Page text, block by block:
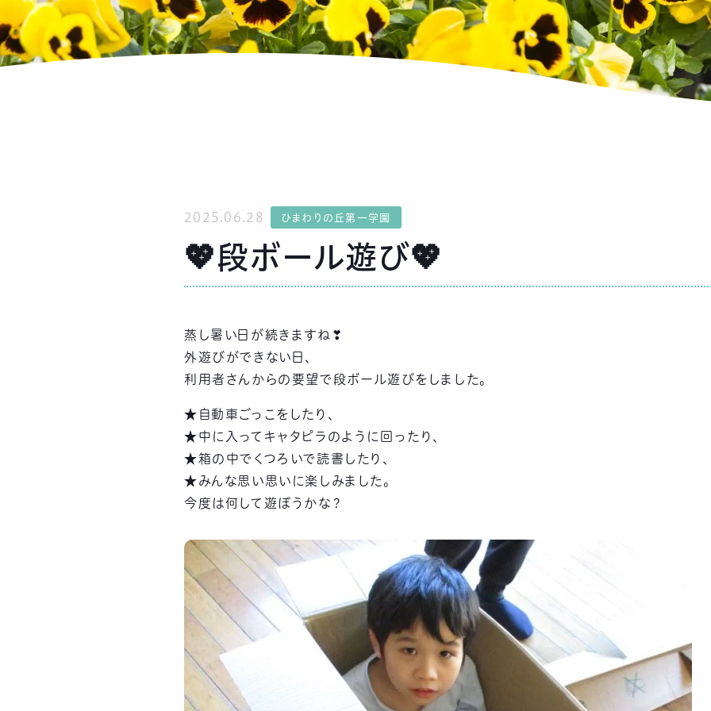
2025.06.28 ひまわりの丘第一学園
💖段ボール遊び💖
蒸し暑い日が続きますね❣
外遊びができない日、
利用者さんからの要望で段ボール遊びをしました。
★自動車ごっこをしたり、
★中に入ってキャタピラのように回ったり、
★箱の中でくつろいで読書したり、
★みんな思い思いに楽しみました。
今度は何して遊ぼうかな？